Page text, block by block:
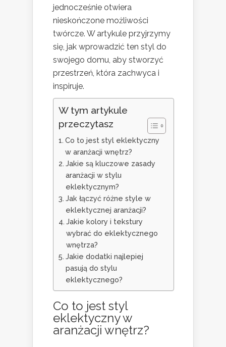
jednocześnie otwiera
nieskończone możliwości
twórcze. W artykule przyjrzymy
się, jak wprowadzić ten styl do
swojego domu, aby stworzyć
przestrzeń, która zachwyca i
inspiruje.
W tym artykule
przeczytasz
Co to jest styl eklektyczny
w aranżacji wnętrz?
Jakie są kluczowe zasady
aranżacji w stylu
eklektycznym?
Jak łączyć różne style w
eklektycznej aranżacji?
Jakie kolory i tekstury
wybrać do eklektycznego
wnętrza?
Jakie dodatki najlepiej
pasują do stylu
eklektycznego?
Co to jest styl
eklektyczny w
aranżacji wnętrz?